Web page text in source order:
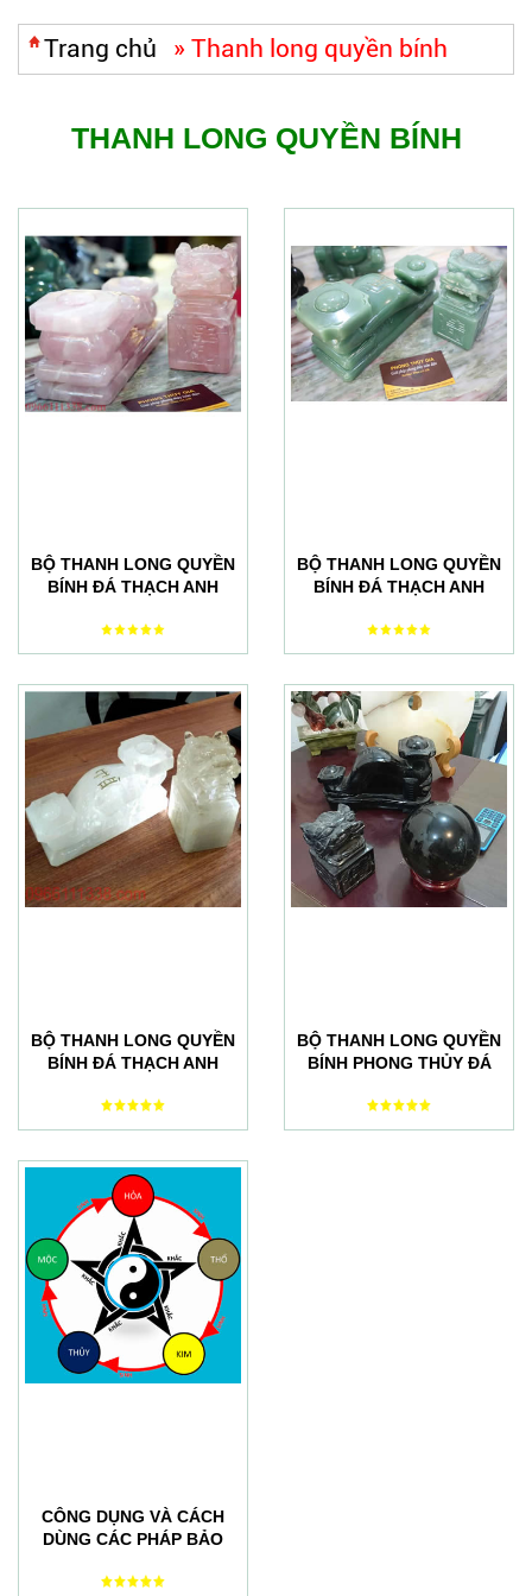
Trang chủ » Thanh long quyền bính
THANH LONG QUYỀN BÍNH
BỘ THANH LONG QUYỀN
BÍNH ĐÁ THẠCH ANH
BỘ THANH LONG QUYỀN
BÍNH ĐÁ THẠCH ANH
BỘ THANH LONG QUYỀN
BÍNH ĐÁ THẠCH ANH
BỘ THANH LONG QUYỀN
BÍNH PHONG THỦY ĐÁ
NHIÊN
CÔNG DỤNG VÀ CÁCH
DÙNG CÁC PHÁP BẢO